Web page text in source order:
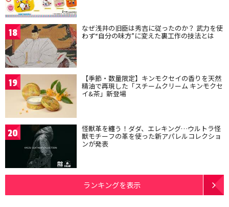
18 なぜ浅井の旧臣は秀吉に従ったのか？ 武力を使
わず“自分の味方”に変えた裏工作の技法とは
19 【季節・数量限定】キンモクセイの香りを天然
精油で再現した「スチームクリーム キンモクセ
イ&茶」新登場
20 怪獣革を纏う！ダダ、エレキング…ウルトラ怪
獣モチーフの革を使った新アパレルコレクショ
ンが発表
ランキングを表示